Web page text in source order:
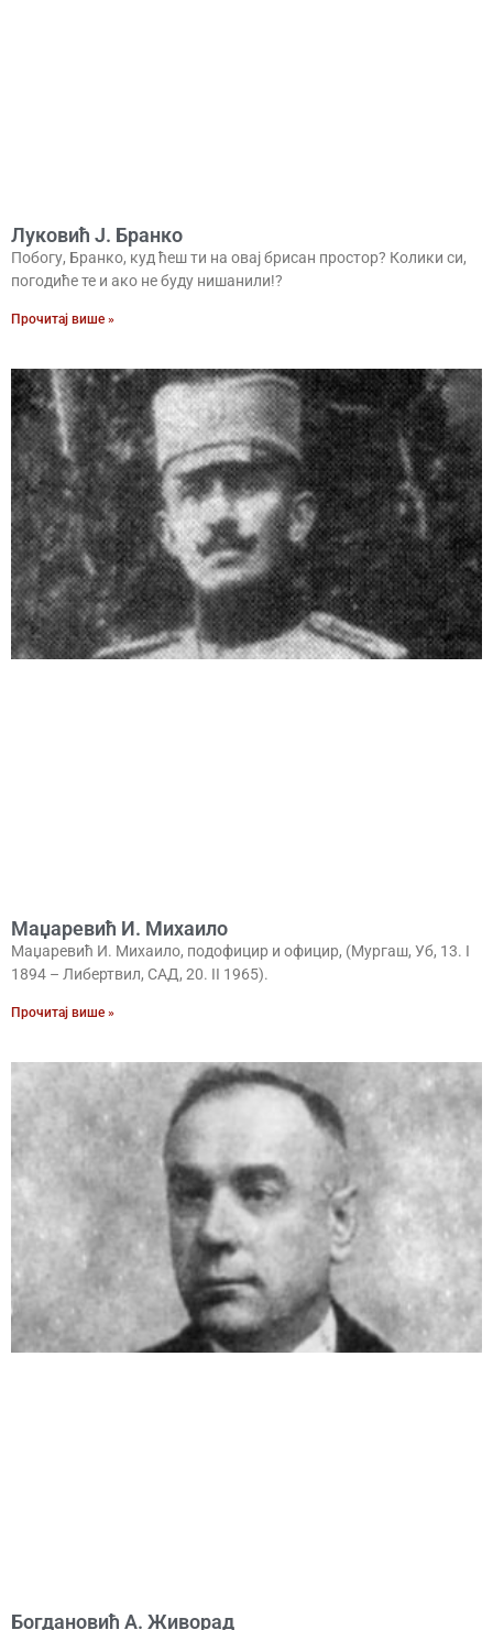
Луковић Ј. Бранко
Побогу, Бранко, куд ћеш ти на овај брисан простор? Колики си,
погодиће те и ако не буду нишанили!?
Прочитај више »
Маџаревић И. Михаило
Маџаревић И. Михаило, подофицир и официр, (Мургаш, Уб, 13. I
1894 – Либертвил, САД, 20. II 1965).
Прочитај више »
Богдановић А. Живорад